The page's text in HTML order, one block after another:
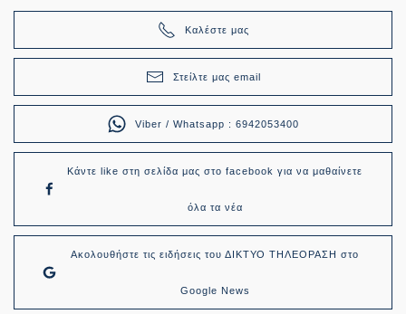
Καλέστε μας
Στείλτε μας email
Viber / Whatsapp : 6942053400
Κάντε like στη σελίδα μας στο facebook για να μαθαίνετε
όλα τα νέα
Ακολουθήστε τις ειδήσεις του ΔΙΚΤΥΟ ΤΗΛΕΟΡΑΣΗ στο
Google News